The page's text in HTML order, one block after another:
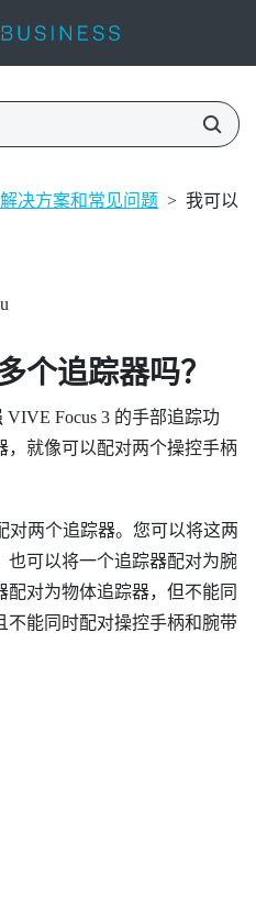
解决方案和常见问题 > 我可以
个追踪器吗？
VIVE Focus 3 的手部追踪功
，就像可以配对两个操控手柄
对两个追踪器。您可以将这两
也可以将一个追踪器配对为腕
对为物体追踪器，但不能同
不能同时配对操控手柄和腕带